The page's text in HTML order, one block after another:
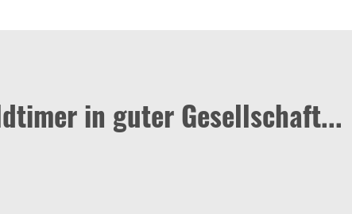
in guter Gesellschaft...